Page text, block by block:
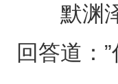
默渊泽
回答道：